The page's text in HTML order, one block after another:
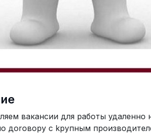
вaканcии для pаботы
доrовopy c kрyпным